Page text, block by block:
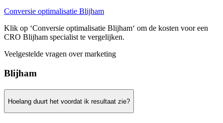
Conversie optimalisatie Blijham
Klik op ‘Conversie optimalisatie Blijham‘ om de kosten voor een
CRO Blijham specialist te vergelijken.
Veelgestelde vragen over marketing
Blijham
Hoelang duurt het voordat ik resultaat zie?